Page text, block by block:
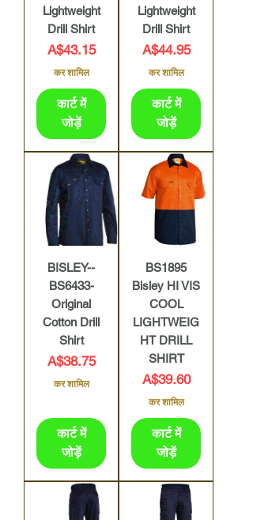
Lightweight
Drill Shirt
मूल्य
A$43.15
कर शामिल
कार्ट में
जोड़ें
Lightweight
Drill Shirt
मूल्य
A$44.95
कर शामिल
कार्ट में
जोड़ें
BISLEY--
BS6433-
Original
Cotton Drill
Shirt
मूल्य
A$38.75
कर शामिल
कार्ट में
जोड़ें
BS1895
Bisley HI VIS
COOL
LIGHTWEIG
HT DRILL
SHIRT
मूल्य
A$39.60
कर शामिल
कार्ट में
जोड़ें